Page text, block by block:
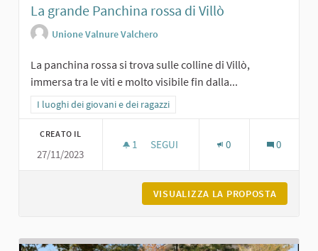
La grande Panchina rossa di Villò
Unione Valnure Valchero
La panchina rossa si trova sulle colline di Villò,
immersa tra le viti e molto visibile fin dalla...
Filtra i risultati per categoria: I luoghi dei giovani e dei ragazzi
I luoghi dei giovani e dei ragazzi
CREATO IL
27/11/2023
1 1 SOSTENITORI
SEGUI 0 0
VISUALIZZA LA PROPOSTA